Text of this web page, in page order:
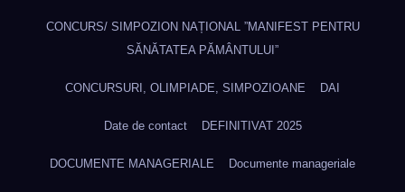
CONCURS/ SIMPOZION NAȚIONAL ”MANIFEST PENTRU
SĂNĂTATEA PĂMÂNTULUI”
CONCURSURI, OLIMPIADE, SIMPOZIOANE DAI
Date de contact DEFINITIVAT 2025
DOCUMENTE MANAGERIALE Documente manageriale